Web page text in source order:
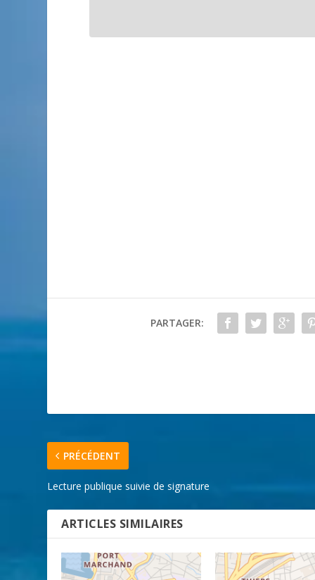
PARTAGER:
PRÉCÉDENT
Lecture publique suivie de signature
ARTICLES SIMILAIRES